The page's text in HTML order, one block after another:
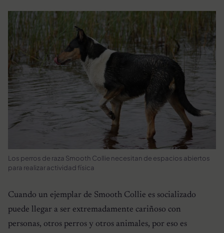
Los perros de raza Smooth Collie necesitan de espacios abiertos
para realizar actividad física
Cuando un ejemplar de Smooth Collie es socializado
puede llegar a ser extremadamente cariñoso con
personas, otros perros y otros animales, por eso es